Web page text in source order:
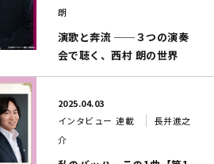
朗
演歌と奔流 ──３つの演奏
会で聴く、西村 朗の世界
2025.04.03
インタビュー 連載
長井進之
介